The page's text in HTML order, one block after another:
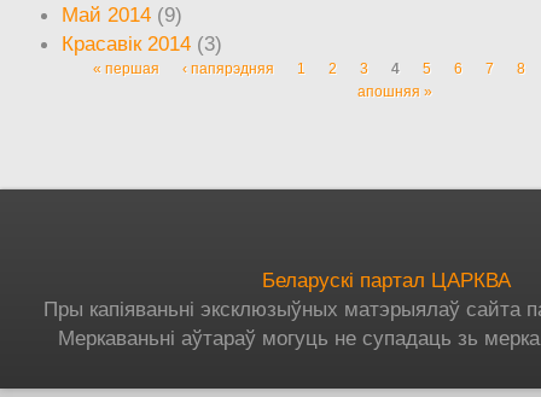
Май 2014 (9)
Красавік 2014 (3)
Старонкі
« першая ‹ папярэдняя 1 2 3 4 5 6 7
8
апошняя »
Беларускі партал ЦАРКВА
Пры капіяваньні эксклюзыўных матэрыялаў сайта
Меркаваньні аўтараў могуць не супадаць зь